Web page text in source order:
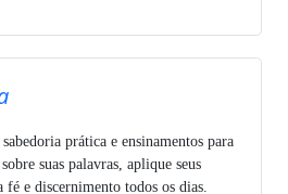
prática e ensinamentos para
suas palavras, aplique seus
e discernimento todos os dias.